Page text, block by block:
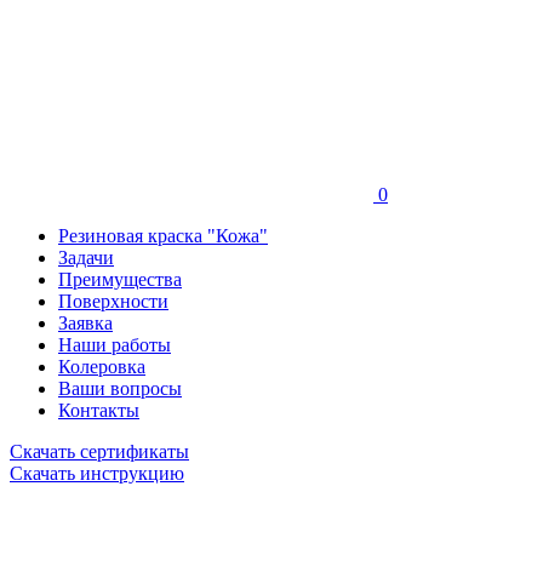
0
Резиновая краска "Кожа"
Задачи
Преимущества
Поверхности
Заявка
Наши работы
Колеровка
Ваши вопросы
Контакты
Скачать сертификаты
Скачать инструкцию